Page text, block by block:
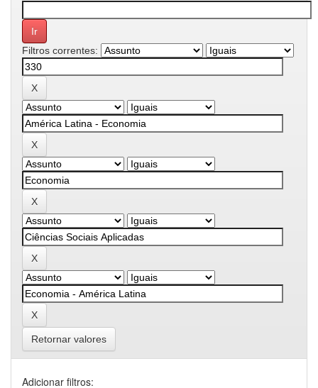
Filtros correntes:
Retornar valores
Adicionar filtros: